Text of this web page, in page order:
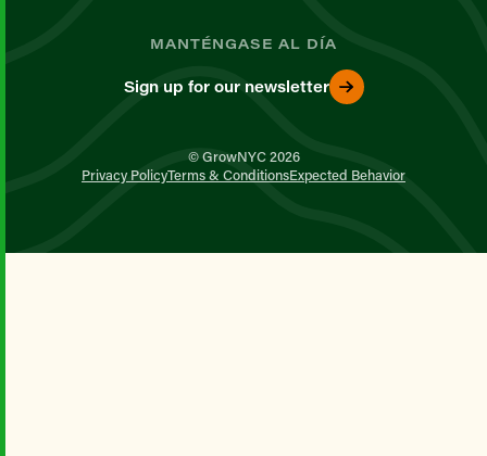
MANTÉNGASE AL DÍA
Sign up for our newsletter
© GrowNYC 2026
Privacy PolicyTerms & ConditionsExpected Behavior